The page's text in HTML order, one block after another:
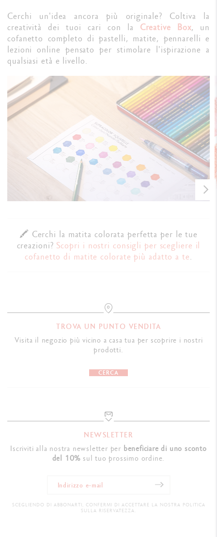
Cerchi un'idea ancora più originale? Coltiva la
creatività dei tuoi cari con la Creative Box, un
cofanetto completo di pastelli, matite, pennarelli e
lezioni online pensato per stimolare l'ispirazione a
qualsiasi età e livello.
🖍️ Cerchi la matita colorata perfetta per le tue
creazioni? Scopri i nostri consigli per scegliere il
cofanetto di matite colorate più adatto a te.
TROVA UN PUNTO VENDITA
Visita il negozio più vicino a casa tua per scoprire i nostri
prodotti.
CERCA
NEWSLETTER
Iscriviti alla nostra newsletter per beneficiare di uno sconto
del 10% sul tuo prossimo ordine.
SCEGLIENDO DI ABBONARTI, CONFERMI DI ACCETTARE LA NOSTRA POLITICA
SULLA RISERVATEZZA.